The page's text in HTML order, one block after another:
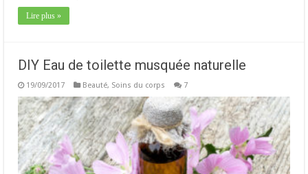
Lire plus »
DIY Eau de toilette musquée naturelle
19/09/2017 Beauté, Soins du corps 7